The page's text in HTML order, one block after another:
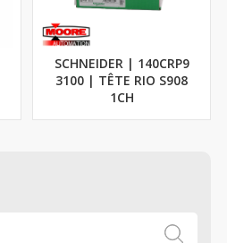
SCHNEIDER | 140CRP9
3100 | TÊTE RIO S908
1CH